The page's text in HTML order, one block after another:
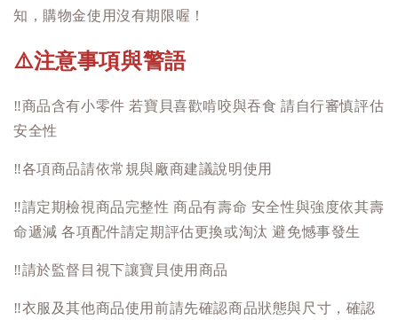
知，購物金使用沒有期限喔！
⚠️注意事項與警語
‼️商品含有小零件 若寶貝喜歡啃咬與吞食 請自行審慎評估
安全性
‼️各項商品請依常規與廠商建議說明使用
‼️請定期檢視商品完整性 商品有壽命 安全性與強度依其壽
命遞減 各項配件請定期評估更換或淘汰 避免憾事發生
‼️請於監督目視下讓寶貝使用商品
‼️衣服及其他商品使用前請先確認商品狀態與尺寸，確認